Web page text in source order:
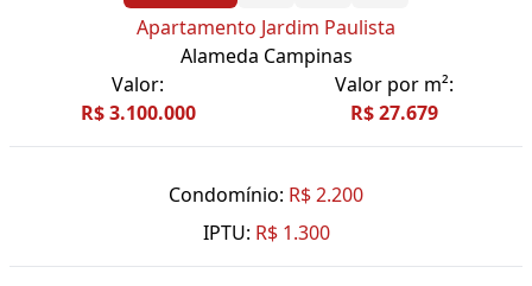
Apartamento Jardim Paulista
Alameda Campinas
Valor:
R$ 3.100.000
Valor por m²:
R$ 27.679
Condomínio: R$ 2.200
IPTU: R$ 1.300